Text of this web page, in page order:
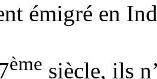
émigré en
ème siècle, ils